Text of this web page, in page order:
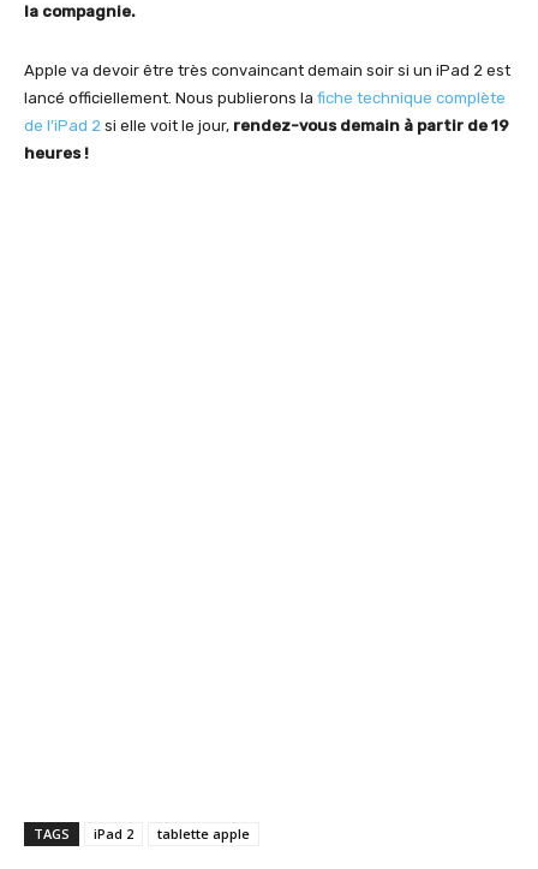
la compagnie.
Apple va devoir être très convaincant demain soir si un iPad 2 est
lancé officiellement. Nous publierons la fiche technique complète
de l’iPad 2 si elle voit le jour, rendez-vous demain à partir de 19
heures !
TAGS iPad 2 tablette apple